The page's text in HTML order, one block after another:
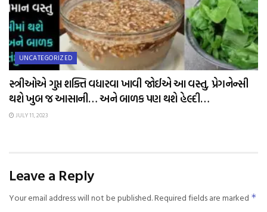
UNCATEGORIZED
સ્ત્રીઓએ ગુપ્ત શક્તિ વધારવા ખાવી જોઈએ આ વસ્તુ, પ્રેગનેન્સી
થશે ખુબ જ આસાની… અને બાળક પણ થશે હેલ્દી…
JULY 11, 2023
Leave a Reply
Your email address will not be published.Required fields are marked *